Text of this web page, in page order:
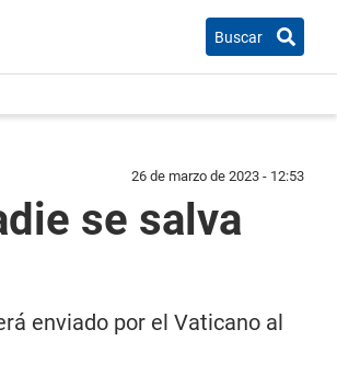
Buscar
26 de marzo de 2023 - 12:53
se salva
enviado por el Vaticano al